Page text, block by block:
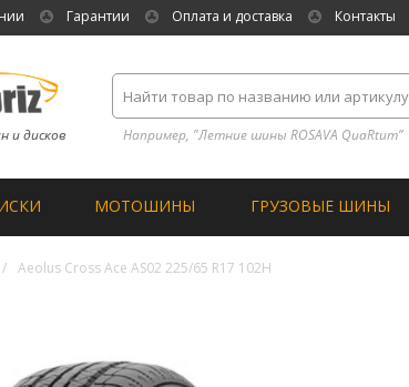
Гарантии Оплата и доставка Контакты
и дисков Например, "Летние шины ROSAVA QuaRtum”
МОТОШИНЫ ГРУЗОВЫЕ ШИНЫ
Aeolus Cross Ace AS02 225/65 R17 102H